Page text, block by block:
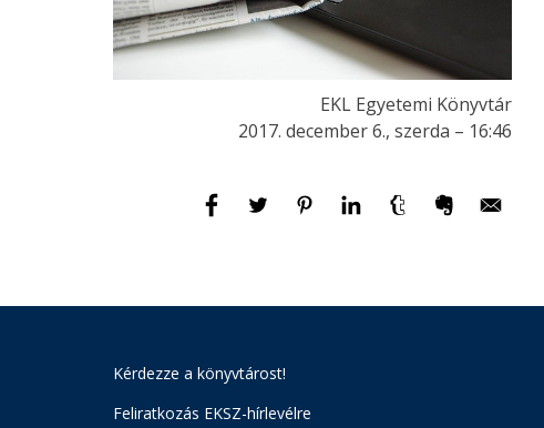
EKL Egyetemi Könyvtár
2017. december 6., szerda – 16:46
Kérdezze a könyvtárost!
Feliratkozás EKSZ-hírlevélre